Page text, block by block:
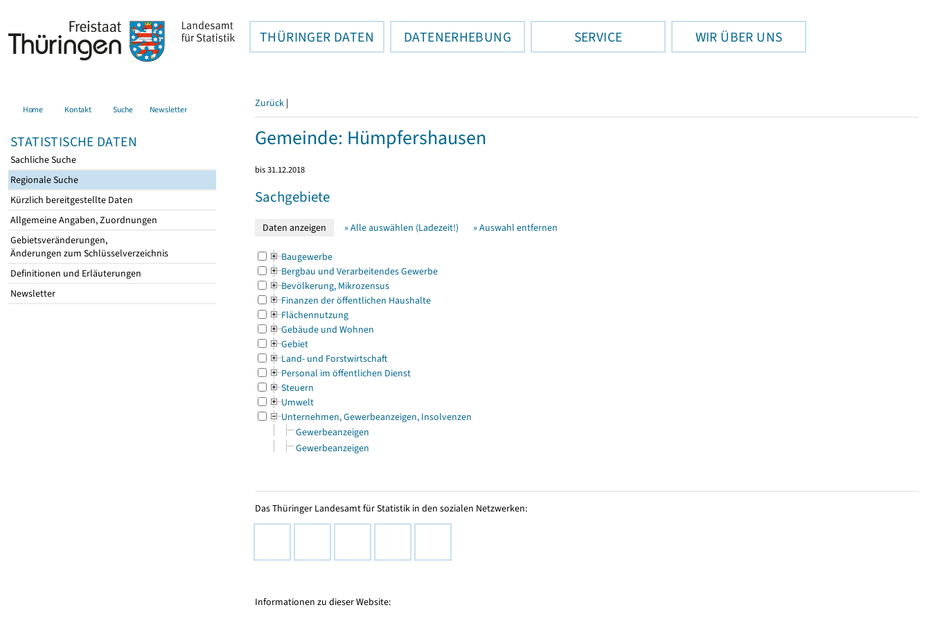
THÜRINGER DATEN DATENERHEBUNG SERVICE WIR ÜBER UNS
Home Kontakt Suche Newsletter
STATISTISCHE DATEN
Sachliche Suche
Regionale Suche
Kürzlich bereitgestellte Daten
Allgemeine Angaben, Zuordnungen
Gebietsveränderungen,
Änderungen zum Schlüsselverzeichnis
Definitionen und Erläuterungen
Newsletter
Zurück |
Gemeinde: Hümpfershausen
bis 31.12.2018
Sachgebiete
» Alle auswählen (Ladezeit!) » Auswahl entfernen
Baugewerbe
Bergbau und Verarbeitendes Gewerbe
Bevölkerung, Mikrozensus
Finanzen der öffentlichen Haushalte
Flächennutzung
Gebäude und Wohnen
Gebiet
Land- und Forstwirtschaft
Personal im öffentlichen Dienst
Steuern
Umwelt
Unternehmen, Gewerbeanzeigen, Insolvenzen
Gewerbeanzeigen
Gewerbeanzeigen
Das Thüringer Landesamt für Statistik in den sozialen Netzwerken:
Informationen zu dieser Website: